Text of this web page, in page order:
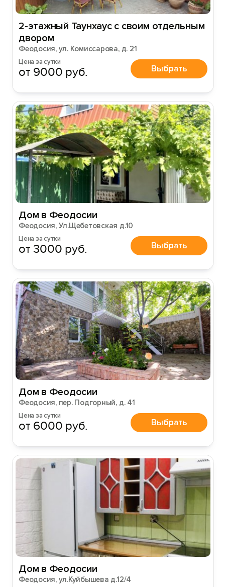
2-этажный Таунхаус с своим отдельным
двором
Феодосия, ул. Комиссарова, д. 21
Цена за сутки
от 9000 руб. Выбрать
Дом в Феодосии
Феодосия, Ул.Щебетовская д.10
Цена за сутки
от 3000 руб. Выбрать
Дом в Феодосии
Феодосия, пер. Подгорный, д. 41
Цена за сутки
от 6000 руб. Выбрать
Дом в Феодосии
Феодосия, ул.Куйбышева д.12/4